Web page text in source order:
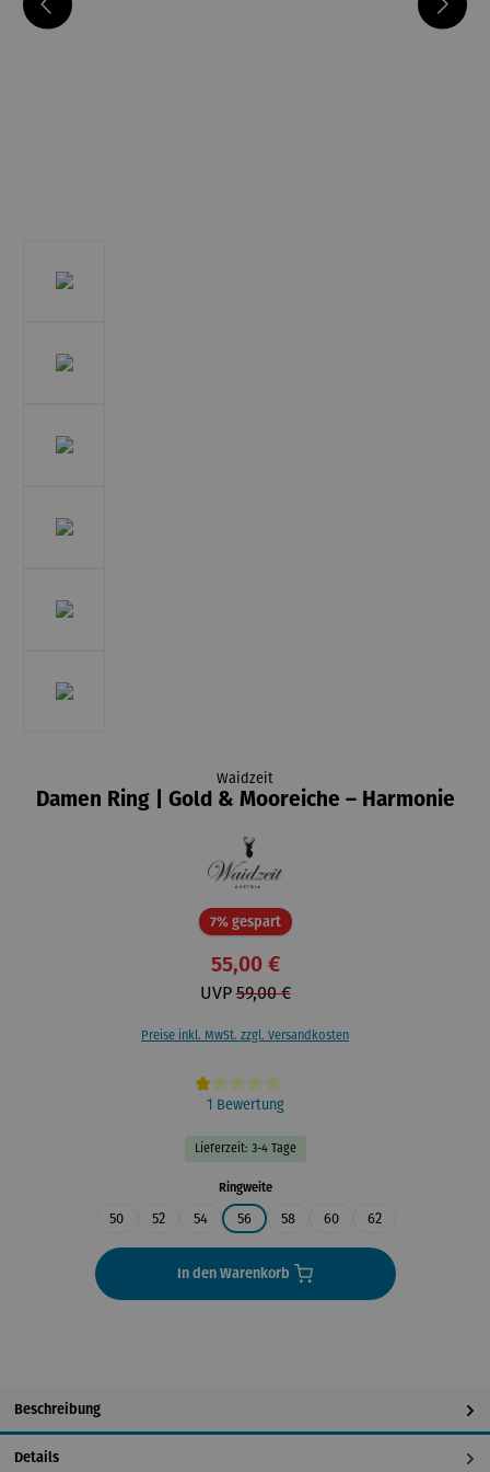
Waidzeit
Damen Ring | Gold & Mooreiche – Harmonie
7% gespartRabatt
55,00 €
UVP59,00 €
Preise inkl. MwSt. zzgl. Versandkosten
Durchschnittliche Bewertung von 1 von 5 Sternen
1 Bewertung
Lieferzeit: 3-4 Tage
Ringweiteauswählen
50 52 54 56 58 60 62
In den Warenkorb
Beschreibung
Details